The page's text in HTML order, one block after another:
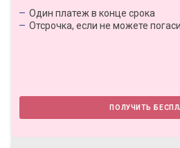
Один платеж в конце срока
Отсрочка, если не можете
получить